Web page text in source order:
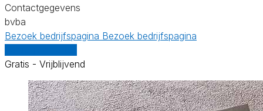
Contactgegevens
bvba
Bezoek bedrijfspagina Bezoek bedrijfspagina
Gratis - Vrijblijvend